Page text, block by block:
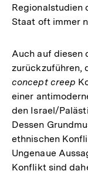
Fußnote
Regionalstudien
Staat oft immer
Auch auf diesen
zurückzuführen,
concept creep
einer
den Israel/
Dessen
ethnischen
Ungenaue
Konflikt sind